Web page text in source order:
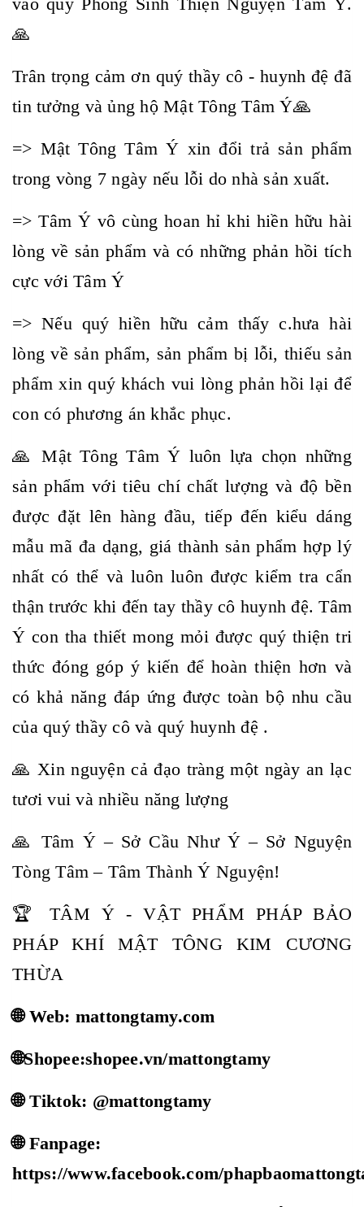
🙏
Trân trọng cảm ơn quý thầy cô - huynh đệ đã
tin tưởng và ủng hộ Mật Tông Tâm Ý🙏
=> Mật Tông Tâm Ý xin đổi trả sản phẩm
trong vòng 7 ngày nếu lỗi do nhà sản xuất.
=> Tâm Ý vô cùng hoan hỉ khi hiền hữu hài
lòng về sản phẩm và có những phản hồi tích
cực với Tâm Ý
=> Nếu quý hiền hữu cảm thấy c.hưa hài
lòng về sản phẩm, sản phẩm bị lỗi, thiếu sản
phẩm xin quý khách vui lòng phản hồi lại để
con có phương án khắc phục.
🙏 Mật Tông Tâm Ý luôn lựa chọn những
sản phẩm với tiêu chí chất lượng và độ bền
được đặt lên hàng đầu, tiếp đến kiểu dáng
mẫu mã đa dạng, giá thành sản phẩm hợp lý
nhất có thể và luôn luôn được kiểm tra cẩn
thận trước khi đến tay thầy cô huynh đệ. Tâm
Ý con tha thiết mong mỏi được quý thiện tri
thức đóng góp ý kiến để hoàn thiện hơn và
có khả năng đáp ứng được toàn bộ nhu cầu
của quý thầy cô và quý huynh đệ .
🙏 Xin nguyện cả đạo tràng một ngày an lạc
tươi vui và nhiều năng lượng
🙏 Tâm Ý – Sở Cầu Như Ý – Sở Nguyện
Tòng Tâm – Tâm Thành Ý Nguyện!
🏆 TÂM Ý - VẬT PHẨM PHÁP BẢO
PHÁP KHÍ MẬT TÔNG KIM CƯƠNG
THỪA
🌐 Web: mattongtamy.com
🌐Shopee:shopee.vn/mattongtamy
🌐 Tiktok: @mattongtamy
🌐 Fanpage:
https://www.facebook.com/